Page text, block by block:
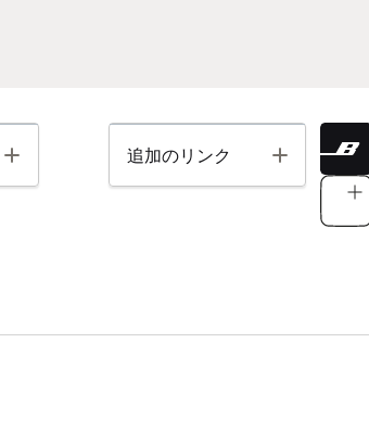
Toggle 追加のリンク Toggle